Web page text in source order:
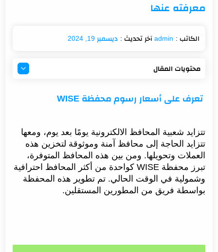
معرفته عنها
ديسمبر 19, 2024
محتويات المقال
مميزات محفظة wise
كيفية استخدام Wise لتحويل الأموال الدولية
ما هي خدمة Transferwise Borderless
ما هي رسوم محفظة Wise
ما هي العملات التي يمكن استخدامها مع محفظة Wise
تعرف على أسعار رسوم محفظة WISE
تتزايد شعبية المحافظ الالكترونية يومًا بعد يوم، ومعها
تتزايد الحاجة إلى محافظ آمنة وموثوقة لتخزين هذه
العملات وتحويلها. ومن بين هذه المحافظ المتوفرة،
تبرز محفظة WISE كواحدة من أكثر المحافظ احترافية
وشمولية في الوقت الحالي. تم تطوير هذه المحفظة
بواسطة فريق من المطورين المستقلين.